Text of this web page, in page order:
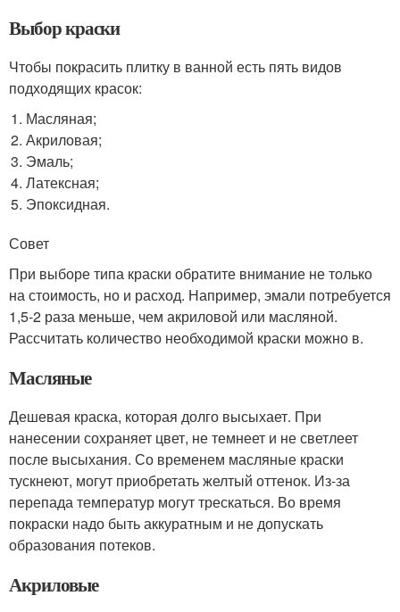
Выбор краски
Чтобы покрасить плитку в ванной есть пять видов
подходящих красок:
Масляная;
Акриловая;
Эмаль;
Латексная;
Эпоксидная.
Совет
При выборе типа краски обратите внимание не только
на стоимость, но и расход. Например, эмали потребуется
1,5-2 раза меньше, чем акриловой или масляной.
Рассчитать количество необходимой краски можно в.
Масляные
Дешевая краска, которая долго высыхает. При
нанесении сохраняет цвет, не темнеет и не светлеет
после высыхания. Со временем масляные краски
тускнеют, могут приобретать желтый оттенок. Из-за
перепада температур могут трескаться. Во время
покраски надо быть аккуратным и не допускать
образования потеков.
Акриловые